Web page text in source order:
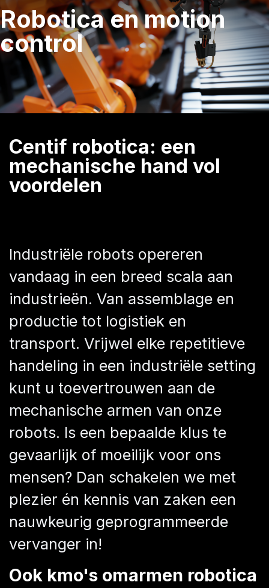
Robotica en motion
control
Centif robotica: een
mechanische hand vol
voordelen
Industriële robots opereren
vandaag in een breed scala aan
industrieën. Van assemblage en
productie tot logistiek en
transport. Vrijwel elke repetitieve
handeling in een industriële setting
kunt u toevertrouwen aan de
mechanische armen van onze
robots. Is een bepaalde klus te
gevaarlijk of moeilijk voor ons
mensen? Dan schakelen we met
plezier én kennis van zaken een
nauwkeurig geprogrammeerde
vervanger in!
Ook kmo's omarmen robotica